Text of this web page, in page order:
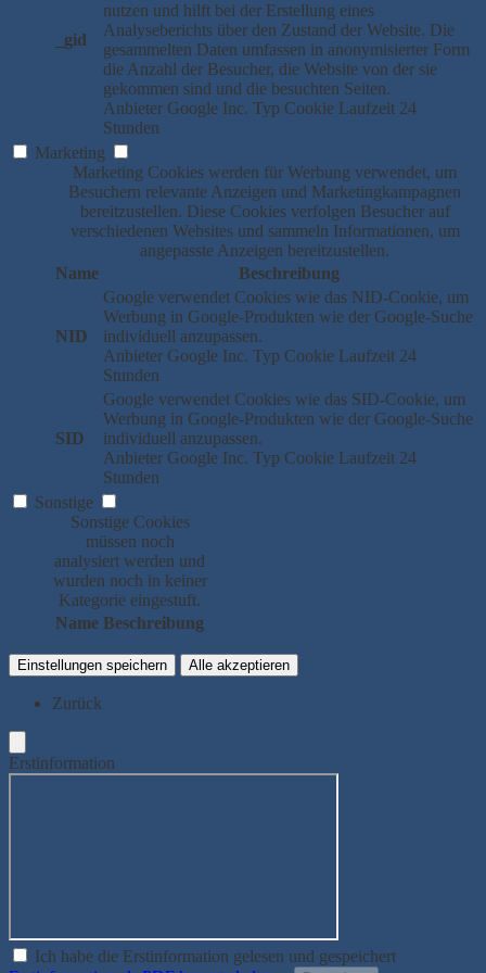
_gid
nutzen und hilft bei der Erstellung eines
Analyseberichts über den Zustand der Website. Die
gesammelten Daten umfassen in anonymisierter Form
die Anzahl der Besucher, die Website von der sie
gekommen sind und die besuchten Seiten.
Anbieter Google Inc. Typ Cookie Laufzeit 24
Stunden
Marketing
Marketing Cookies werden für Werbung verwendet, um
Besuchern relevante Anzeigen und Marketingkampagnen
bereitzustellen. Diese Cookies verfolgen Besucher auf
verschiedenen Websites und sammeln Informationen, um
angepasste Anzeigen bereitzustellen.
Name
Beschreibung
NID
Google verwendet Cookies wie das NID-Cookie, um
Werbung in Google-Produkten wie der Google-Suche
individuell anzupassen.
Anbieter Google Inc. Typ Cookie Laufzeit 24
Stunden
SID
Google verwendet Cookies wie das SID-Cookie, um
Werbung in Google-Produkten wie der Google-Suche
individuell anzupassen.
Anbieter Google Inc. Typ Cookie Laufzeit 24
Stunden
Sonstige
Sonstige Cookies
müssen noch
analysiert werden und
wurden noch in keiner
Kategorie eingestuft.
Name Beschreibung
Einstellungen speichern Alle akzeptieren
Zurück
Erstinformation
Ich habe die Erstinformation gelesen und gespeichert